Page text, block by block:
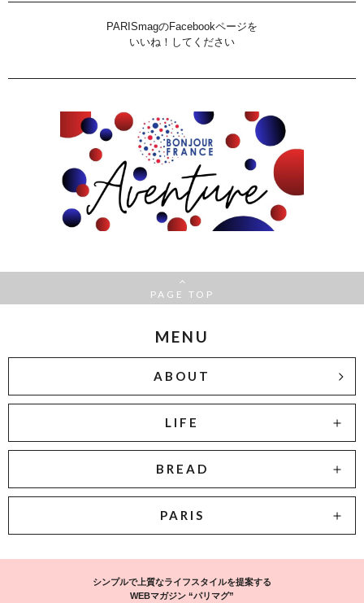
PARISmagのFacebookページを
いいね！してください
PAGE TOP
MENU
ABOUT
LIFE
BREAD
PARIS
シンプルで上質なライフスタイルを提案する
WEBマガジン “パリマグ”